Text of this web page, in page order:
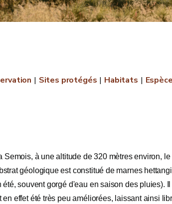
Sites protégés Habitats
à une altitude de 320 mètres environ,
géologique est constitué de marnes
souvent gorgé d'eau en saison des pluies).
effet été très peu améliorées, laissant ainsi